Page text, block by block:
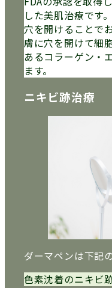
した美肌治療です
穴を開けることで
膚に穴を開けて細
あるコラーゲン・
ます。
ニキビ跡治療
ダーマペンは下記
色素沈着のニキビ